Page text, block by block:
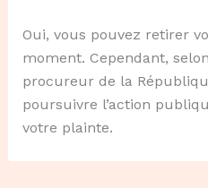
Oui, vous pouvez retirer
moment. Cependant,
procureur de la
poursuivre l’action
votre plainte.